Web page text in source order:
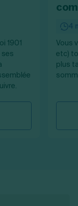
1901
4
Vous
etc)
plus